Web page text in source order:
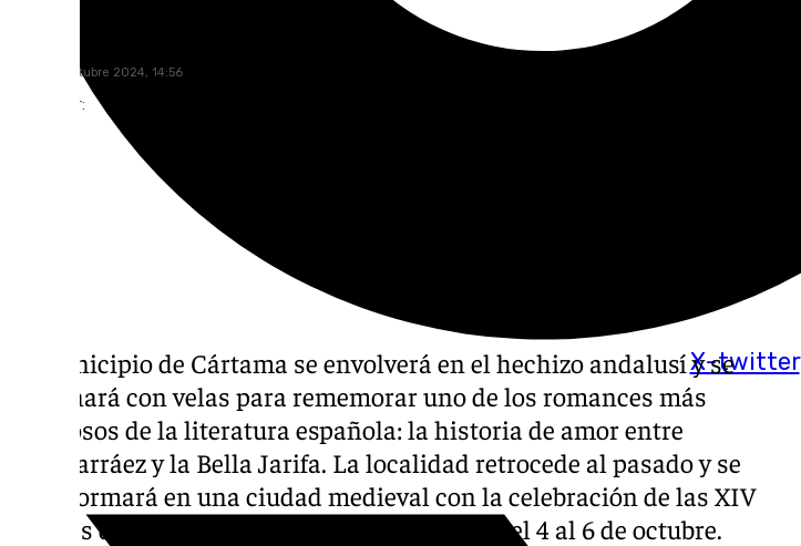
X-twitter
jueves, 3 octubre 2024, 14:56
Compartir:
El municipio de Cártama se envolverá en el hechizo andalusí y se
iluminará con velas para rememorar uno de los romances más
hermosos de la literatura española: la historia de amor entre
Abindarráez y la Bella Jarifa. La localidad retrocede al pasado y se
transformará en una ciudad medieval con la celebración de las XIV
Noches de la Bella Jarifa, que tendrán lugar del 4 al 6 de octubre.